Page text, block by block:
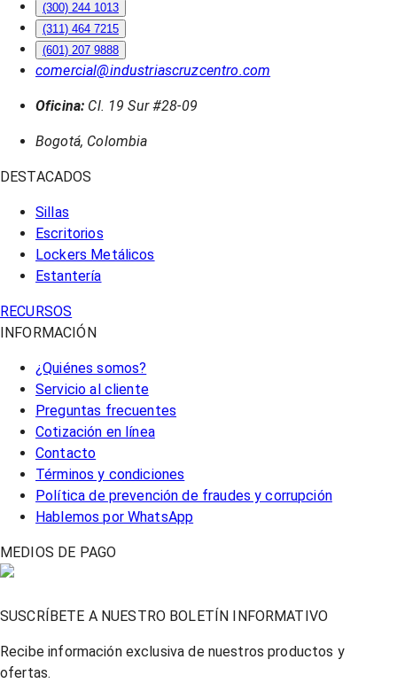
(300) 244 1013
(311) 464 7215
(601) 207 9888
comercial@industriascruzcentro.com
Oficina: Cl. 19 Sur #28-09
Bogotá, Colombia
DESTACADOS
Sillas
Escritorios
Lockers Metálicos
Estantería
RECURSOS
INFORMACIÓN
¿Quiénes somos?
Servicio al cliente
Preguntas frecuentes
Cotización en línea
Contacto
Términos y condiciones
Política de prevención de fraudes y corrupción
Hablemos por WhatsApp
MEDIOS DE PAGO
SUSCRÍBETE A NUESTRO BOLETÍN INFORMATIVO
Recibe información exclusiva de nuestros productos y
ofertas.